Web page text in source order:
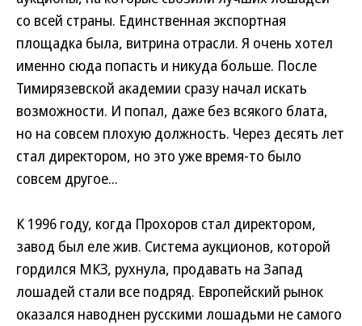
со всей страны. Единственная экспортная
площадка была, витрина отрасли. Я очень хотел
именно сюда попасть и никуда больше. После
Тимирязевской академии сразу начал искать
возможности. И попал, даже без всякого блата,
но на совсем плохую должность. Через десять лет
стал директором, но это уже время-то было
совсем другое...
К 1996 году, когда Прохоров стал директором,
завод был еле жив. Система аукционов, которой
гордился МКЗ, рухнула, продавать на Запад
лошадей стали все подряд. Европейский рынок
оказался наводнен русскими лошадьми не самого